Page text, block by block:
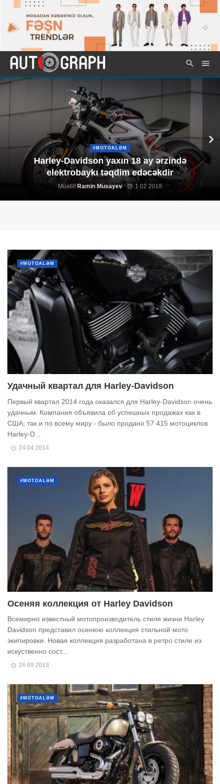
#MOTOALƏM
Harley-Davidson yaxın 18 ay ərzində
elektrobaykı təqdim edəcəkdir
MüəllifRamin Musayev 1 02 2018
#MOTOALƏM
Удачный квартал для Harley-Davidson
Первый квартал 2014 года оказался для Harley-Davidson очень
удачным. Компания объявила об успешных продажах как в
США, так и по всему миру - было продано 57 415 мотоциклов
Harley-D...
24 04 2014
#MOTOALƏM
Осеняя коллекция от Harley Davidson
Всемирно известный мотопроизводитель стиля жизни Harley
Davidson представил осенюю коллекция стильной мото
экипировки. Новая коллекция разработана в ретро стиле из
искуственно сост...
26 09 2013
#MOTOALƏM